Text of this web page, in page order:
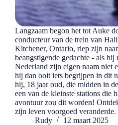
Langzaam begon het tot Auke
conducteur van de trein van
Kitchener, Ontario, riep zijn
beangstigende gedachte - als hij
Nederland zijn eigen naam niet
hij dan ooit iets begrijpen in dit
hij, 18 jaar oud, die midden in
een van de kleinste stations die
avontuur zou dit worden!
zijn leven voorgoed veranderde.
Rudy
12 maart 2025